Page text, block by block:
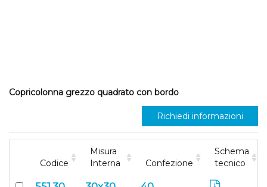
Copricolonna grezzo quadrato con bordo
Richiedi informazioni
Codice
Misura
Interna
Confezione
Schema
tecnico